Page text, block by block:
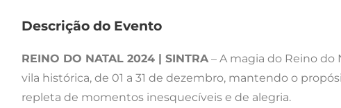
Descrição do Evento
REINO DO NATAL 2024 | SINTRA– A magia do Reino do
vila histórica, de 01 a 31 de dezembro, mantendo o
repleta de momentos inesquecíveis e de alegria.